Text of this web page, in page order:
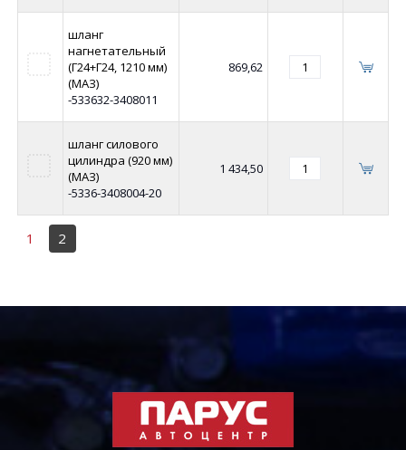
шланг
нагнетательный
(Г24+Г24, 1210 мм)
(МАЗ)
-533632-3408011
869,62
шланг силового
цилиндра (920 мм)
(МАЗ)
-5336-3408004-20
1 434,50
1 2